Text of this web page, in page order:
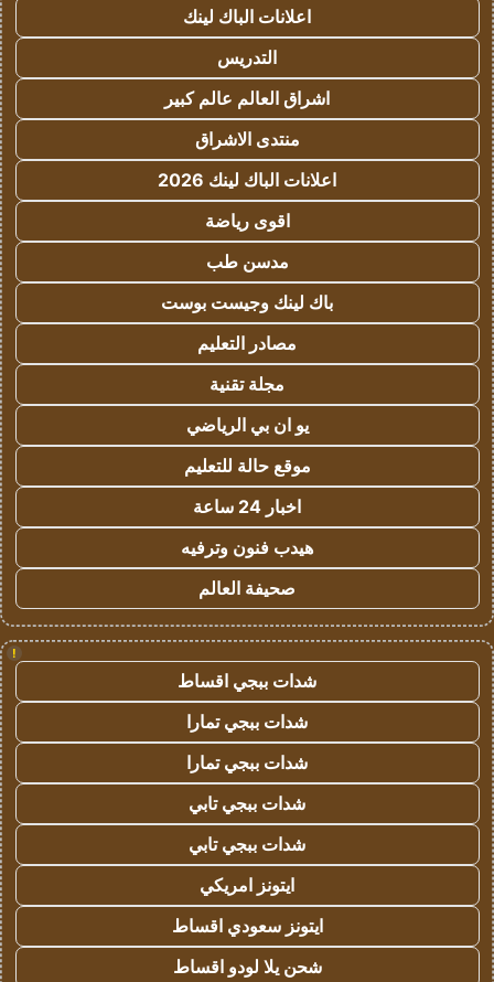
اعلانات الباك لينك
التدريس
اشراق العالم عالم كبير
منتدى الاشراق
اعلانات الباك لينك 2026
اقوى رياضة
مدسن طب
باك لينك وجيست بوست
مصادر التعليم
مجلة تقنية
يو ان بي الرياضي
موقع حالة للتعليم
اخبار 24 ساعة
هيدب فنون وترفيه
صحيفة العالم
!
شدات ببجي اقساط
شدات ببجي تمارا
شدات ببجي تمارا
شدات ببجي تابي
شدات ببجي تابي
ايتونز امريكي
ايتونز سعودي اقساط
شحن يلا لودو اقساط